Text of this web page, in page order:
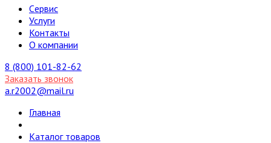
Cервис
Услуги
Контакты
О компании
8 (800) 101-82-62
Заказать звонок
a.r2002@mail.ru
Главная
Каталог товаров